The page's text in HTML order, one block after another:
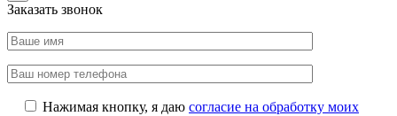
Заказать звонок
Нажимая кнопку, я даю согласие на обработку моих